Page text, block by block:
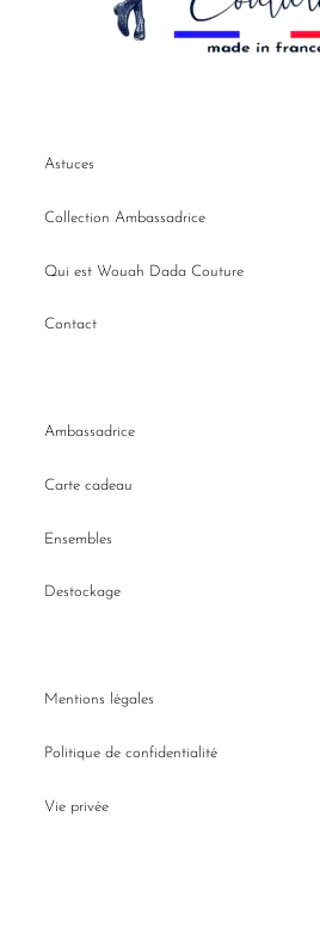
Astuces
Collection Ambassadrice
Qui est Wouah Dada Couture
Contact
Ambassadrice
Carte cadeau
Ensembles
Destockage
Mentions légales
Politique de confidentialité
Vie privée